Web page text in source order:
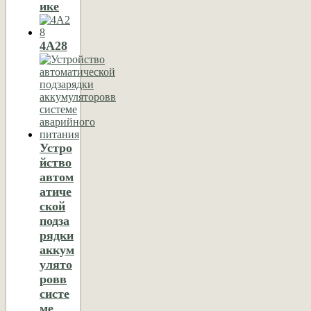
ике
4А28
Устро
йство
автом
атиче
ской
подза
рядки
аккум
улято
ровв
систе